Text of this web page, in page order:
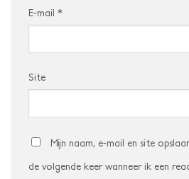
E-mail *
Site
Mijn naam, e-mail en site
de volgende keer wanneer ik een